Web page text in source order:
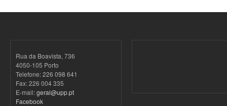
Rua da Boavista, 736
4050-105 Porto
Telefone: 226 098 641
Fax: 226 004 335
E-mail:geral@upp.pt
Facebook